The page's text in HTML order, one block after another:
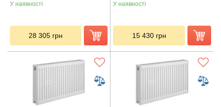
У наявності
28 305 грн
У наявності
15 430 грн